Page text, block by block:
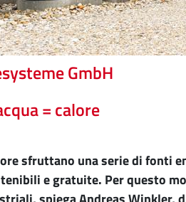
GmbH
= calore
sfruttano una serie di fonti
e gratuite. Per questo